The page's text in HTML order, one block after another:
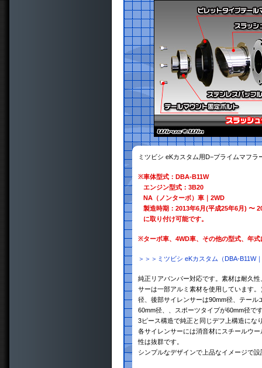
ミツビシ eKカスタム用D−プライムマフ
※車体型式：DBA-B11W
エンジン型式：3B20
NA（ノンターボ）車｜2WD
製造時期：2013年6月(平成25年6月) 〜
に取り付け可能です。
※ターボ車、4WD車、その他の型式、年
＞＞＞ミツビシ eKカスタム（DBA-B11W
純正リアバンパー対応です。素材は耐久
サーは一部アルミ素材を使用しています
径、後部サイレンサーは90mm径、テー
60mm径、、スポーツタイプが60mm径で
3ピース構造で純正と同じデフ上構造にな
各サイレンサーには消音材にスチールウ
性は抜群です。
シンプルなデザインで上品なイメージで